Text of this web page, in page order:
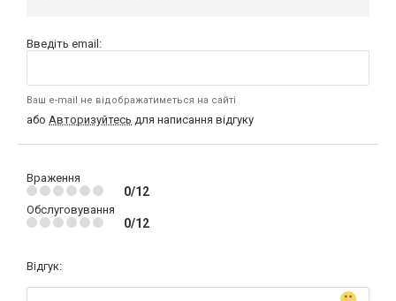
Введіть email:
Ваш e-mail не відображатиметься на сайті
або Авторизуйтесь для написання відгуку
Враження
0/12
Обслуговування
0/12
Відгук: